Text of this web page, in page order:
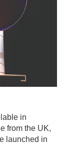
in
from the UK,
launched in